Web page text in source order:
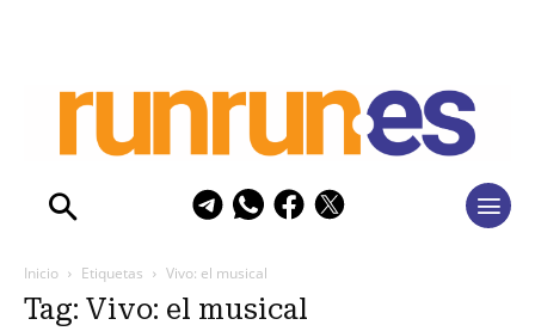
Inicio Etiquetas Vivo: el musical
Tag: Vivo: el musical